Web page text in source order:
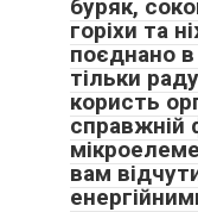
буряк,
горіхи та
поєднано
тільки
користь
справжній
вам